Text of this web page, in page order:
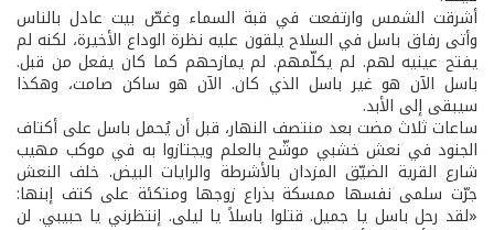
أشرقت الشمس وارتفعت في قبة السماء وغصّ بيت عادل بالناس
وأتى رفاق باسل في السلاح يلقون عليه نظرة الوداع الأخيرة، لكنه لم
يفتح عينيه لهم. لم يكلّمهم. لم يمازحهم كما كان يفعل من قبل.
باسل الآن هو غير باسل الذي كان. الآن هو ساكن صامت، وهكذا
سيبقى إلى الأبد.
ساعات ثلاث مضت بعد منتصف النهار، قبل أن يُحمل باسل على أكتاف
الجنود في نعش خشبي موشّح بالعلم ويجتازوا به في موكب مهيب
شارع القرية الضيّق المزدان بالأشرطة والرايات البيض. خلف النعش
جرّت سلمى نفسها ممسكة بذراع زوجها ومتكئة على كتف إبنها:
«لقد رحل باسل يا جميل. قتلوا باسلاً يا ليلى. إنتظرني يا حبيبي. لن